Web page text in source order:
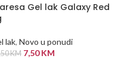
Gel lak Galaxy Red
lak, Novo u ponudi
KM 7,50KM